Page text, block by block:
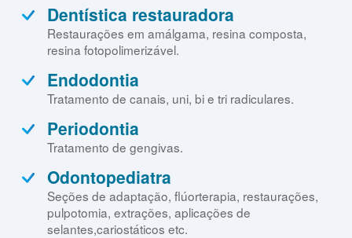
Dentística restauradora
Restaurações em amálgama, resina composta,
resina fotopolimerizável.
Endodontia
Tratamento de canais, uni, bi e tri radiculares.
Periodontia
Tratamento de gengivas.
Odontopediatra
Seções de adaptação, flúorterapia, restaurações,
pulpotomia, extrações, aplicações de
selantes,cariostáticos etc.